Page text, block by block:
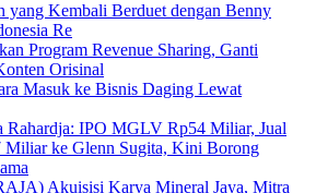
Kembali Berduet dengan Benny
Re
Program Revenue Sharing, Ganti
Orisinal
Masuk ke Bisnis Daging Lewat
Rahardja: IPO MGLV Rp54 Miliar, Jual
Miliar ke Glenn Sugita, Kini Borong
Akuisisi Karya Mineral Jaya, Mitra